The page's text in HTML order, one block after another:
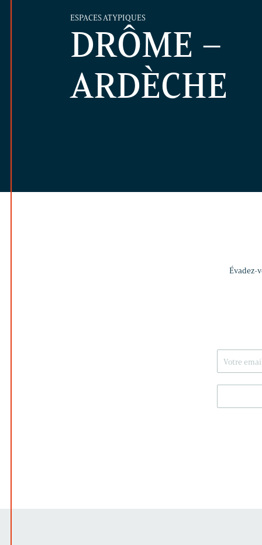
ESPACES ATYPIQUES
DRÔME –
ARDÈCHE
Évadez-